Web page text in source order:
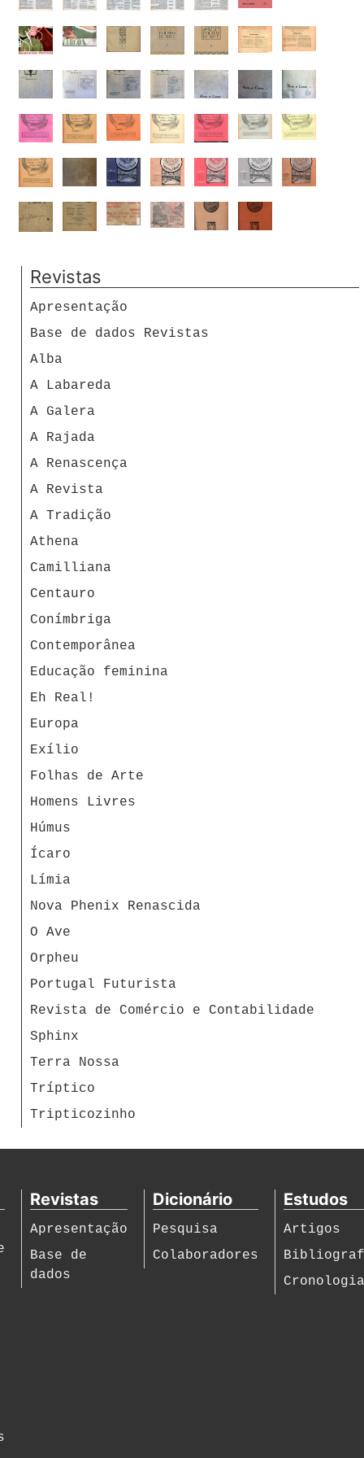
Revistas
Apresentação
Base de dados Revistas
Alba
A Labareda
A Galera
A Rajada
A Renascença
A Revista
A Tradição
Athena
Camilliana
Centauro
Conímbriga
Contemporânea
Educação feminina
Eh Real!
Europa
Exílio
Folhas de Arte
Homens Livres
Húmus
Ícaro
Límia
Nova Phenix Renascida
O Ave
Orpheu
Portugal Futurista
Revista de Comércio e Contabilidade
Sphinx
Terra Nossa
Tríptico
Tripticozinho
Revistas
Apresentação
Base de
dados
Dicionário
Pesquisa
Colaboradores
Estudos
Artigos